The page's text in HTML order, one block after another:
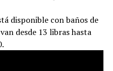
disponible con baños de
desde 13 libras hasta